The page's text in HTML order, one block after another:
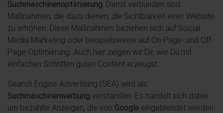
Suchmaschinenoptimierung. Damit verbunden sind
Maßnahmen, die dazu dienen, die Sichtbarkeit einer Website
zu erhöhen. Diese Maßnahmen beziehen sich auf Social
Media Marketing oder beispielsweise auf On-Page- und Off-
Page-Optimierung. Auch hier zeigen wir Dir, wie Du mit
einfachen Schritten guten Content erzeugst.
Search Engine Advertising (SEA) wird als
Suchmaschinenwerbung verstanden. Es handelt sich dabei
um bezahlte Anzeigen, die von Google eingeblendet werden